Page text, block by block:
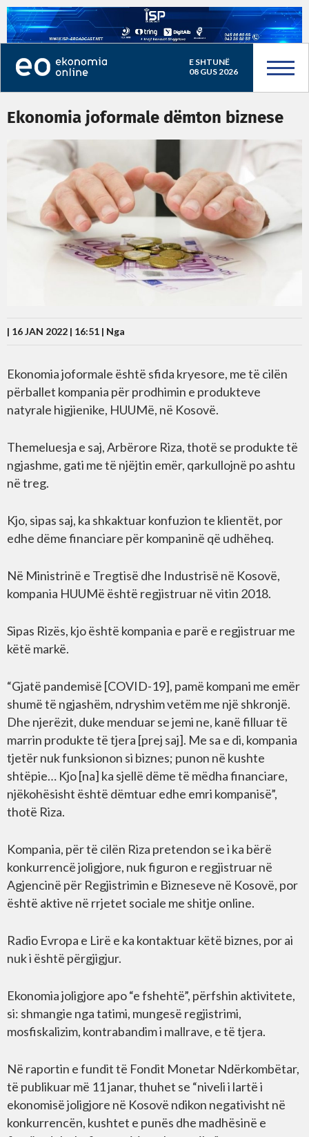
E SHTUNË
08 GUS 2026
Ekonomia joformale dëmton biznese
| 16 JAN 2022 | 16:51 | Nga
Ekonomia joformale është sfida kryesore, me të cilën
përballet kompania për prodhimin e produkteve
natyrale higjienike, HUUMë, në Kosovë.
Themeluesja e saj, Arbërore Riza, thotë se produkte të
ngjashme, gati me të njëjtin emër, qarkullojnë po ashtu
në treg.
Kjo, sipas saj, ka shkaktuar konfuzion te klientët, por
edhe dëme financiare për kompaninë që udhëheq.
Në Ministrinë e Tregtisë dhe Industrisë në Kosovë,
kompania HUUMë është regjistruar në vitin 2018.
Sipas Rizës, kjo është kompania e parë e regjistruar me
këtë markë.
“Gjatë pandemisë [COVID-19], pamë kompani me emër
shumë të ngjashëm, ndryshim vetëm me një shkronjë.
Dhe njerëzit, duke menduar se jemi ne, kanë filluar të
marrin produkte të tjera [prej saj]. Me sa e di, kompania
tjetër nuk funksionon si biznes; punon në kushte
shtëpie… Kjo [na] ka sjellë dëme të mëdha financiare,
njëkohësisht është dëmtuar edhe emri kompanisë”,
thotë Riza.
Kompania, për të cilën Riza pretendon se i ka bërë
konkurrencë joligjore, nuk figuron e regjistruar në
Agjencinë për Regjistrimin e Bizneseve në Kosovë, por
është aktive në rrjetet sociale me shitje online.
Radio Evropa e Lirë e ka kontaktuar këtë biznes, por ai
nuk i është përgjigjur.
Ekonomia joligjore apo “e fshehtë”, përfshin aktivitete,
si: shmangie nga tatimi, mungesë regjistrimi,
mosfiskalizim, kontrabandim i mallrave, e të tjera.
Në raportin e fundit të Fondit Monetar Ndërkombëtar,
të publikuar më 11 janar, thuhet se “niveli i lartë i
ekonomisë joligjore në Kosovë ndikon negativisht në
konkurrencën, kushtet e punës dhe madhësinë e